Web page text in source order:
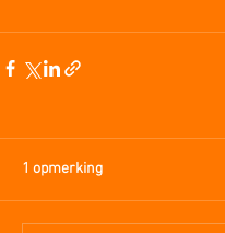
1 opmerking